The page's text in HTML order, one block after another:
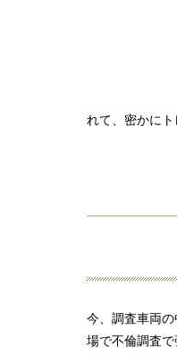
れて、密かに
今、調査車両
場で不倫調査